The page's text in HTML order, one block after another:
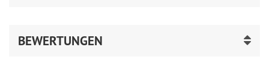
BEWERTUNGEN